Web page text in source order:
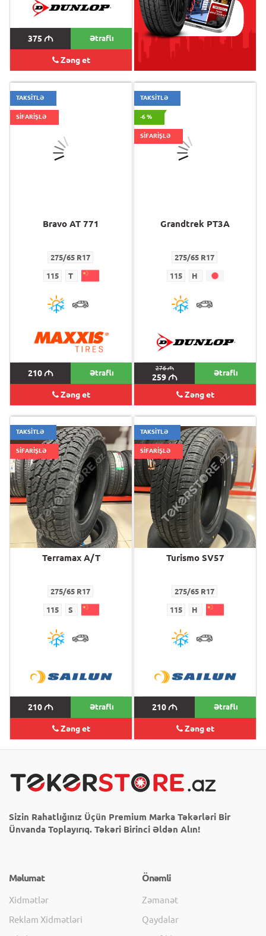
375 M Ətraflı
Zəng et
210M
TAKSİTLƏ
SİFARİŞLƏ
Bravo AT 771
275/65 R17
115 T
210M Ətraflı
Zəng et
TAKSİTLƏ
-6 %
SİFARİŞLƏ
Grandtrek PT3A
275/65 R17
115 H
276M
259M Ətraflı
Zəng et
TAKSİTLƏ
SİFARİŞLƏ
Terramax A/T
275/65 R17
115 S
210M Ətraflı
Zəng et
TAKSİTLƏ
SİFARİŞLƏ
Turismo SV57
275/65 R17
115 H
210M Ətraflı
Zəng et
Sizin Rahatlığınız Üçün Premium Marka Təkərləri Bir
Ünvanda Toplayırıq. Təkəri Birinci Əldən Alın!
Məlumat
Xidmətlər
Reklam Xidmətləri
Önəmli
Zəmanət
Qaydalar